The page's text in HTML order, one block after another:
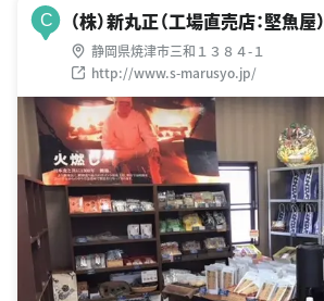
C （株）新丸正（工場直売店：堅魚屋）
静岡県焼津市三和１３８４-１
http://www.s-marusyo.jp/